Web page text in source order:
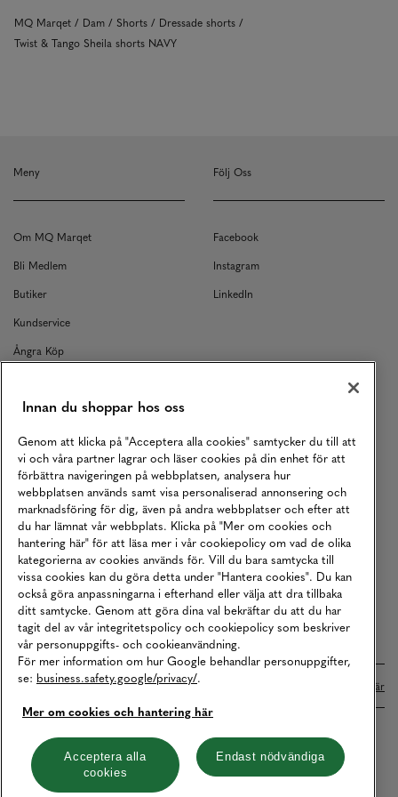
MQ Marqet Dam Shorts
Dressade shorts
Twist & Tango Sheila shorts NAVY
Meny
Om MQ Marqet
Bli Medlem
Butiker
Kundservice
Ångra Köp
Returer
Köpvillkor
Karriär
Vårt Ansvar
Våra Tjänster
Press
Studentrabatt
B2B
Tillgänglighetsredogörelse
Följ Oss
Facebook
Instagram
LinkedIn
Betalningar online sköts i samarbete med Klarna. Läs mer här
Cookies Integritetspolicy
Hantera cookies
Innan du shoppar hos oss
Genom att klicka på "Acceptera alla cookies" samtycker du till att
vi och våra partner lagrar och läser cookies på din enhet för att
förbättra navigeringen på webbplatsen, analysera hur
webbplatsen används samt visa personaliserad annonsering och
marknadsföring för dig, även på andra webbplatser och efter att
du har lämnat vår webbplats. Klicka på "Mer om cookies och
hantering här" för att läsa mer i vår cookiepolicy om vad de olika
kategorierna av cookies används för. Vill du bara samtycka till
vissa cookies kan du göra detta under "Hantera cookies". Du kan
också göra anpassningarna i efterhand eller välja att dra tillbaka
ditt samtycke. Genom att göra dina val bekräftar du att du har
tagit del av vår integritetspolicy och cookiepolicy som beskriver
vår personuppgifts- och cookieanvändning.
För mer information om hur Google behandlar personuppgifter,
se: business.safety.google/privacy/.
Mer om cookies och hantering här
Acceptera alla
cookies
Endast nödvändiga